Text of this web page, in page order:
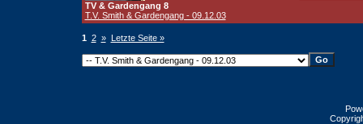
TV & Gardengang 8
T.V. Smith & Gardengang - 09.12.03
1 2 » Letzte Seite »